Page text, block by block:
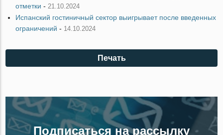
отметки - 21.10.2024
Испанский гостиничный сектор выигрывает после введенных
ограничений - 14.10.2024
Печать
Подписаться на рассылку